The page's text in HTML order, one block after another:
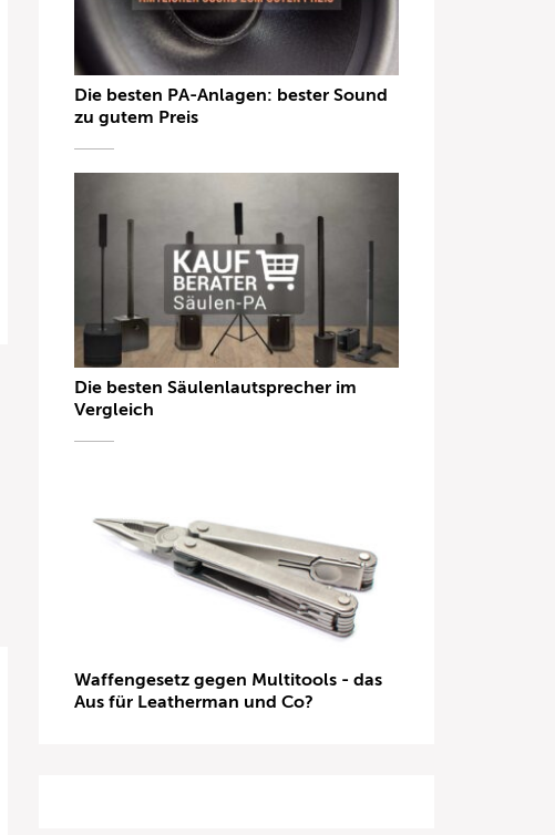
Die besten PA-Anlagen: bester Sound
zu gutem Preis
Die besten Säulenlautsprecher im
Vergleich
Waffengesetz gegen Multitools - das
Aus für Leatherman und Co?